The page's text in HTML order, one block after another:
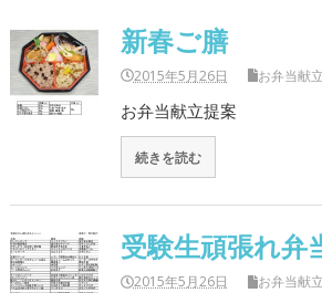
新春ご膳
2015年5月26日 お弁当献
お弁当献立提案
続きを読む
受験生頑張れ弁
2015年5月26日 お弁当献